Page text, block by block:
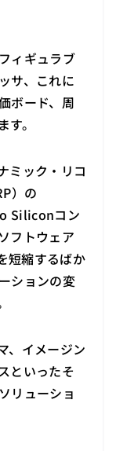
ィギュラブ
サ、これに
ボード、周
。
ミック・リコ
）の
Siliconコン
フトウェア
短縮するばか
ションの変
、イメージン
といったそ
リューショ